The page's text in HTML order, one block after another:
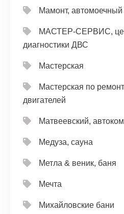
Мамонт, автомоечный
МАСТЕР-СЕРВИС,
диагностики ДВС
Мастерская
Мастерская по
двигателей
Матвеевский,
Медуза, сауна
Метла & веник, баня
Мечта
Михайловские бани